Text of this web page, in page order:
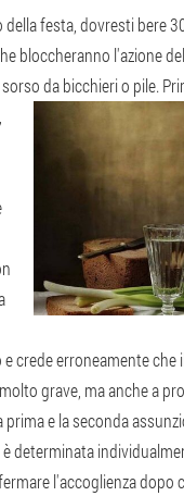
festa, dovresti bere
bloccheranno l'azione
da bicchieri o pile.
crede erroneamente che
grave, ma anche a
e la seconda
determinata
l'accoglienza